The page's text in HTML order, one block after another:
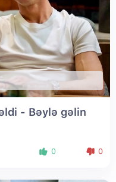
- Bəylə gəlin
0 0